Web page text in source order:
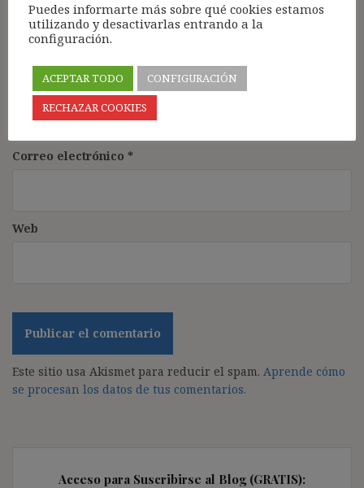
Nombre*
Correo electrónico *
Web
Este sitio usa Akismet para reducir el spam. Aprende cómo
se procesan los datos de tus comentarios.
Acceso para Suscribirse al Blog (GRATIS):
Puedes informarte más sobre qué cookies estamos
utilizando y desactivarlas entrando a la
configuración.
ACEPTAR TODO
CONFIGURACIÓN
RECHAZAR COOKIES